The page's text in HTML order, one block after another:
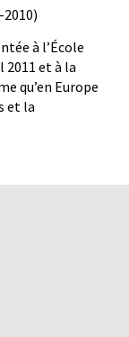
à l’École
2011 et à la
qu’en Europe
et la